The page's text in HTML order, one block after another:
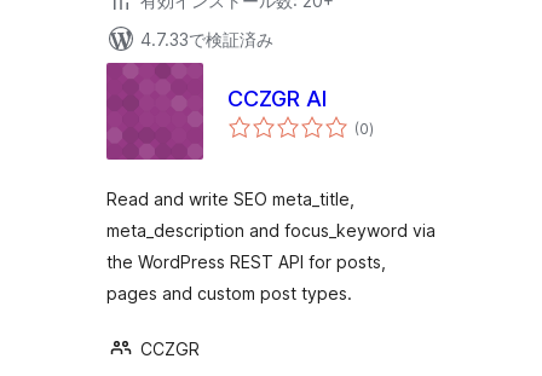
4.7.33で検証済み
CCZGR AI
(0個
の)
Read and write SEO meta_title,
meta_description and focus_keyword via
the WordPress REST API for posts,
pages and custom post types.
CCZGR